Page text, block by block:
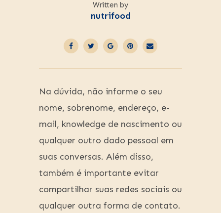
Written by
nutrifood
Na dúvida, não informe o seu
nome, sobrenome, endereço, e-
mail, knowledge de nascimento ou
qualquer outro dado pessoal em
suas conversas. Além disso,
também é importante evitar
compartilhar suas redes sociais ou
qualquer outra forma de contato.